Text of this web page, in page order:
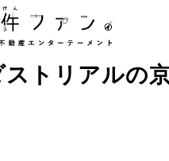
トリアルの